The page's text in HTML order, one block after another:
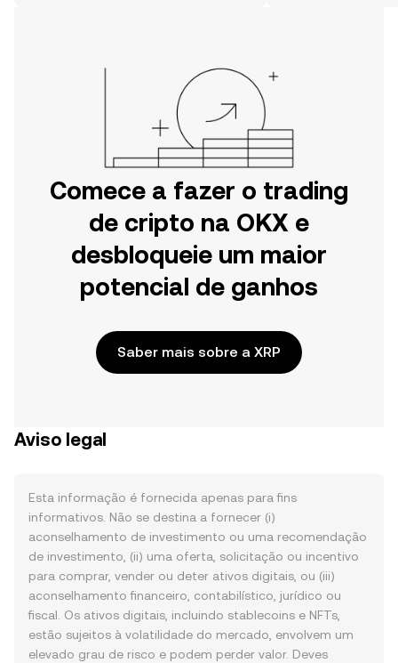
Comece a fazer o trading
de cripto na OKX e
desbloqueie um maior
potencial de ganhos
Saber mais sobre a XRP
Aviso legal
Esta informação é fornecida apenas para fins
informativos. Não se destina a fornecer (i)
aconselhamento de investimento ou uma recomendação
de investimento, (ii) uma oferta, solicitação ou incentivo
para comprar, vender ou deter ativos digitais, ou (iii)
aconselhamento financeiro, contabilístico, jurídico ou
fiscal. Os ativos digitais, incluindo stablecoins e NFTs,
estão sujeitos à volatilidade do mercado, envolvem um
elevado grau de risco e podem perder valor. Deves